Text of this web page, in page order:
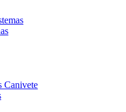
Canivete